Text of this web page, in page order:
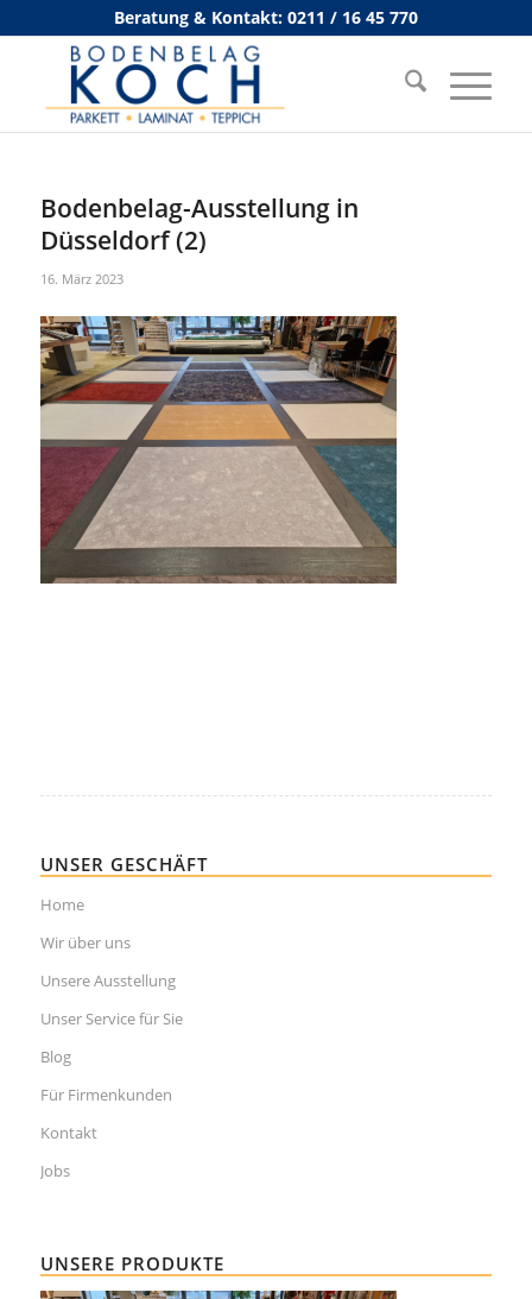
Beratung & Kontakt: 0211 / 16 45 770
Bodenbelag-Ausstellung in
Düsseldorf (2)
16. März 2023
UNSER GESCHÄFT
Home
Wir über uns
Unsere Ausstellung
Unser Service für Sie
Blog
Für Firmenkunden
Kontakt
Jobs
UNSERE PRODUKTE